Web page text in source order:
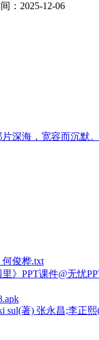
：2025-12-06
深海，宽容而沉默。
何俊桦.txt
》PPT课件@无忧
sul(著) 张永昌;李正